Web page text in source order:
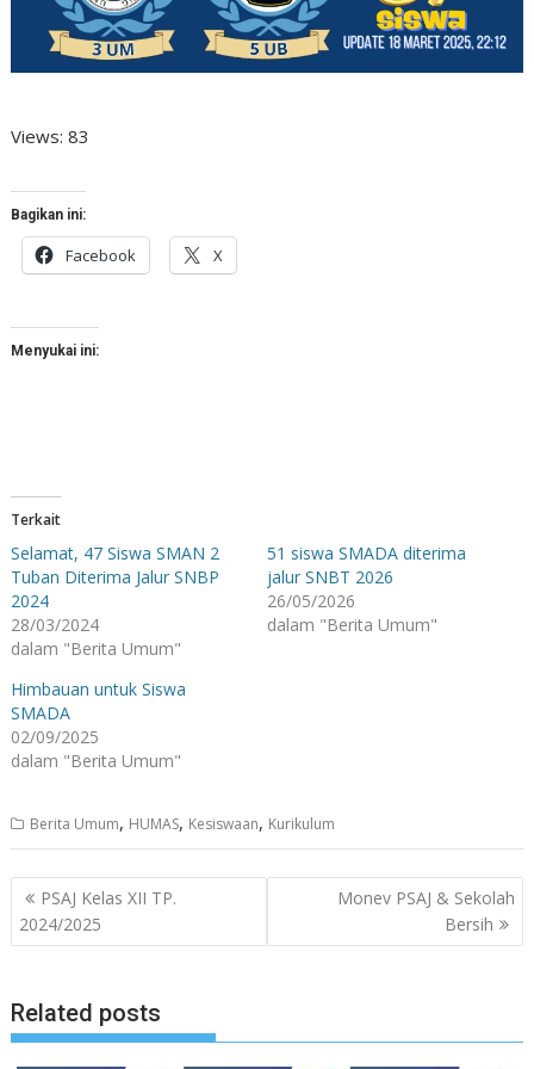
Views: 83
Bagikan ini:
Facebook X
Menyukai ini:
Terkait
Selamat, 47 Siswa SMAN 2
Tuban Diterima Jalur SNBP
2024
28/03/2024
dalam "Berita Umum"
51 siswa SMADA diterima
jalur SNBT 2026
26/05/2026
dalam "Berita Umum"
Himbauan untuk Siswa
SMADA
02/09/2025
dalam "Berita Umum"
Berita Umum, HUMAS, Kesiswaan, Kurikulum
Navigasi
pos
PSAJ Kelas XII TP.
2024/2025
Monev PSAJ & Sekolah
Bersih
Related posts